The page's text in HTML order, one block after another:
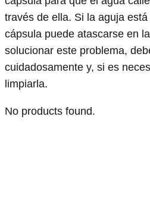
través de ella. Si la aguja
cápsula puede atascarse en
solucionar este problema,
cuidadosamente y, si es
limpiarla.
No products found.